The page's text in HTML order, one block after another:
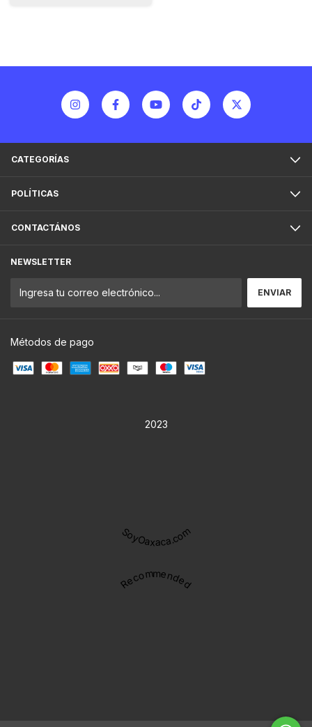
CATEGORÍAS
POLÍTICAS
CONTACTÁNOS
NEWSLETTER
Métodos de pago
2023
SoyOaxaca.com
Recommended